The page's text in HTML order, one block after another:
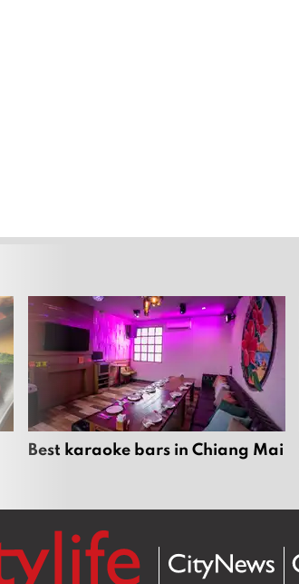
Best karaoke bars in Chiang Mai